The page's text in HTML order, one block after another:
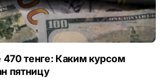
тенге: Каким курсом
пятницу